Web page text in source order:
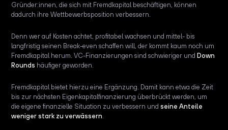
Gründer:innen, die sich mit Fremdkapital beschäftigen, können
dadurch ihre Wettbewerbsposition verbessern.
Denn wer auf Kosten achtet, profitabel wachsen und mittel- bis
langfristig seinen Break-even schaffen will, der kommt kaum noch um
Fremdkapital herum. VC-Finanzierungen sind schwieriger und Down
Rounds häufiger geworden.
Fremdkapital bietet hierzu eine Ergänzung. Damit kann etwa die Zeit
bis zur nächsten Eigenkapitalfinanzierung überbrückt werden, um
die eigene finanzielle Situation zu verbessern undseine Anteile
weniger stark zu verwässern